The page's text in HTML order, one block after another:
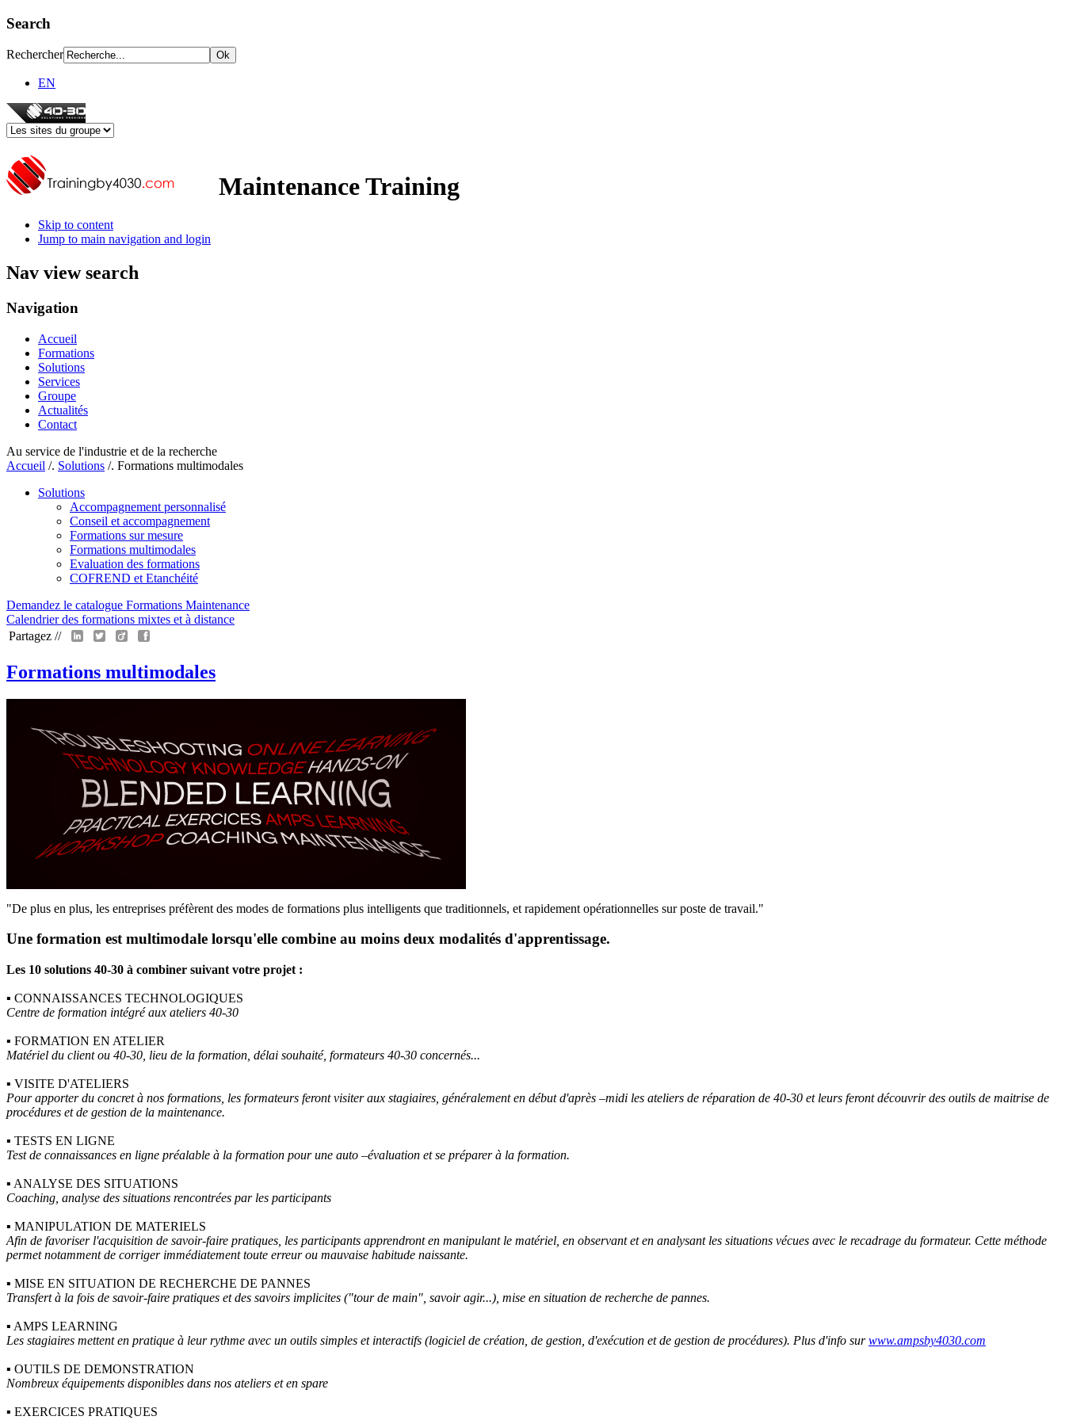
Search
Rechercher
EN
Maintenance Training
Skip to content
Jump to main navigation and login
Nav view search
Navigation
Accueil
Formations
Solutions
Services
Groupe
Actualités
Contact
Au service de l'industrie et de la recherche
Accueil /. Solutions /. Formations multimodales
Solutions
Accompagnement personnalisé
Conseil et accompagnement
Formations sur mesure
Formations multimodales
Evaluation des formations
COFREND et Etanchéité
Demandez le catalogue Formations Maintenance
Calendrier des formations mixtes et à distance
Partagez //
Formations multimodales
"De plus en plus, les entreprises préfèrent des modes de formations plus intelligents que traditionnels, et rapidement opérationnelles sur poste de travail."
Une formation est multimodale lorsqu'elle combine au moins deux modalités d'apprentissage.
Les 10 solutions 40-30 à combiner suivant votre projet :
▪ CONNAISSANCES TECHNOLOGIQUES
Centre de formation intégré aux ateliers 40-30
▪ FORMATION EN ATELIER
Matériel du client ou 40-30, lieu de la formation, délai souhaité, formateurs 40-30 concernés...
▪ VISITE D'ATELIERS
Pour apporter du concret à nos formations, les formateurs feront visiter aux stagiaires, généralement en début d'après –midi les ateliers de réparation de 40-30 et leurs feront découvrir des outils de maitrise de
procédures et de gestion de la maintenance.
▪ TESTS EN LIGNE
Test de connaissances en ligne préalable à la formation pour une auto –évaluation et se préparer à la formation.
▪ ANALYSE DES SITUATIONS
Coaching, analyse des situations rencontrées par les participants
▪ MANIPULATION DE MATERIELS
Afin de favoriser l'acquisition de savoir-faire pratiques, les participants apprendront en manipulant le matériel, en observant et en analysant les situations vécues avec le recadrage du formateur. Cette méthode
permet notamment de corriger immédiatement toute erreur ou mauvaise habitude naissante.
▪ MISE EN SITUATION DE RECHERCHE DE PANNES
Transfert à la fois de savoir-faire pratiques et des savoirs implicites ("tour de main", savoir agir...), mise en situation de recherche de pannes.
▪ AMPS LEARNING
Les stagiaires mettent en pratique à leur rythme avec un outils simples et interactifs (logiciel de création, de gestion, d'exécution et de gestion de procédures). Plus d'info surwww.ampsby4030.com
▪ OUTILS DE DEMONSTRATION
Nombreux équipements disponibles dans nos ateliers et en spare
▪ EXERCICES PRATIQUES